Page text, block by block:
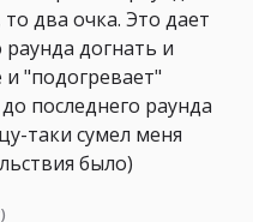
два очка. Это дает
догнать и
"подогревает"
последнего раунда
таки сумел меня
было)